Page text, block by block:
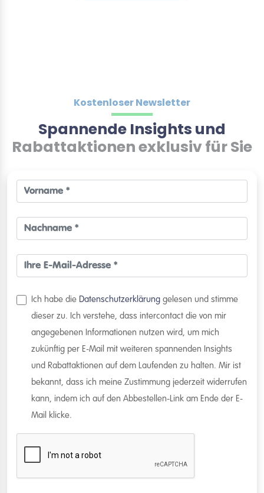
Kostenloser Newsletter
Spannende Insights und
Rabattaktionen exklusiv für Sie
Ich habe die Datenschutzerklärung gelesen und stimme
dieser zu. Ich verstehe, dass intercontact die von mir
angegebenen Informationen nutzen wird, um mich
zukünftig per E-Mail mit weiteren spannenden Insights
und Rabattaktionen auf dem Laufenden zu halten. Mir ist
bekannt, dass ich meine Zustimmung jederzeit widerrufen
kann, indem ich auf den Abbestellen-Link am Ende der E-
Mail klicke.